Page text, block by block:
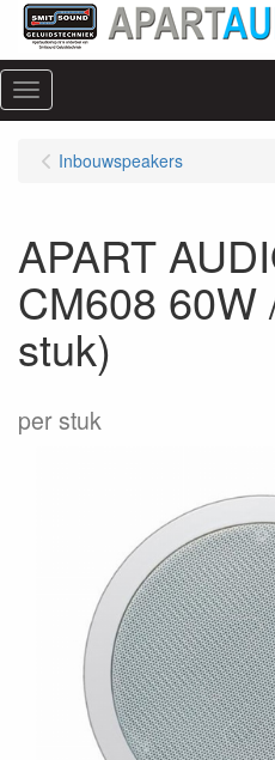
Menu
Inbouwspeakers
APART
CM608 60W
stuk)
per stuk